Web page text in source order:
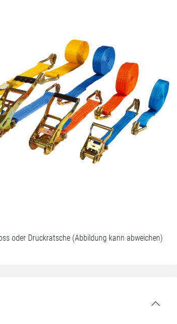
oder Druckratsche (Abbildung kann abweichen)